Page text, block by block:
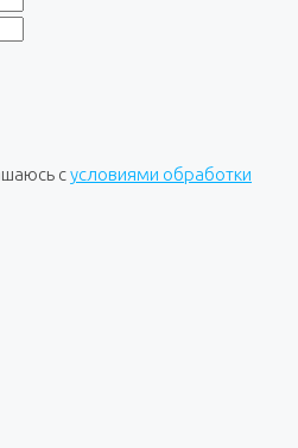
сусловиями обработки